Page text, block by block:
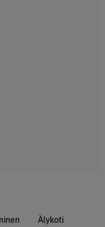
Älykoti